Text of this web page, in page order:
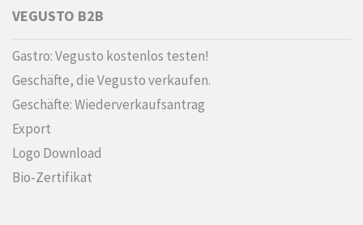
VEGUSTO B2B
Gastro: Vegusto kostenlos testen!
Geschäfte, die Vegusto verkaufen.
Geschäfte: Wiederverkaufsantrag
Export
Logo Download
Bio-Zertifikat